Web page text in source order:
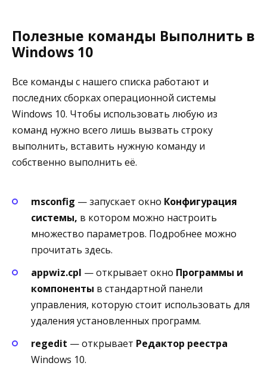
Полезные команды Выполнить в
Windows 10
Все команды с нашего списка работают и
последних сборках операционной системы
Windows 10. Чтобы использовать любую из
команд нужно всего лишь вызвать строку
выполнить, вставить нужную команду и
собственно выполнить её.
msconfig — запускает окно Конфигурация
системы, в котором можно настроить
множество параметров. Подробнее можно
прочитать здесь.
appwiz.cpl — открывает окно Программы и
компоненты в стандартной панели
управления, которую стоит использовать для
удаления установленных программ.
regedit — открывает Редактор реестра
Windows 10.